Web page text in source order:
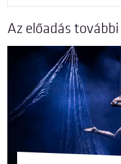
Az előadás